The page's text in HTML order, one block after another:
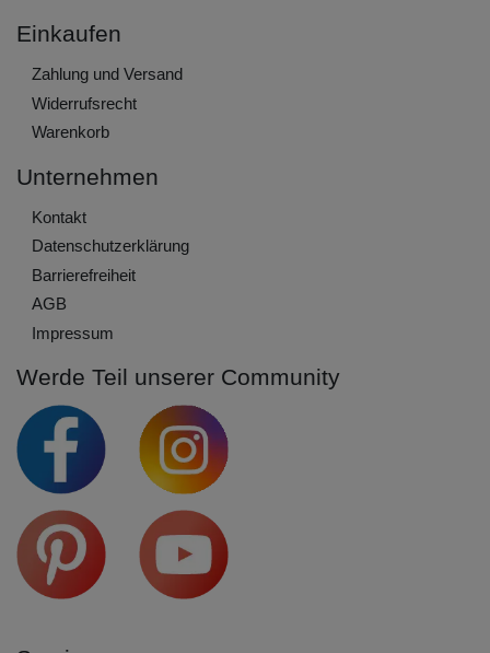
Einkaufen
Zahlung und Versand
Widerrufs­recht
Warenkorb
Unternehmen
Kontakt
Daten­schutz­erklärung
Barrierefreiheit
AGB
Impressum
Werde Teil unserer Community